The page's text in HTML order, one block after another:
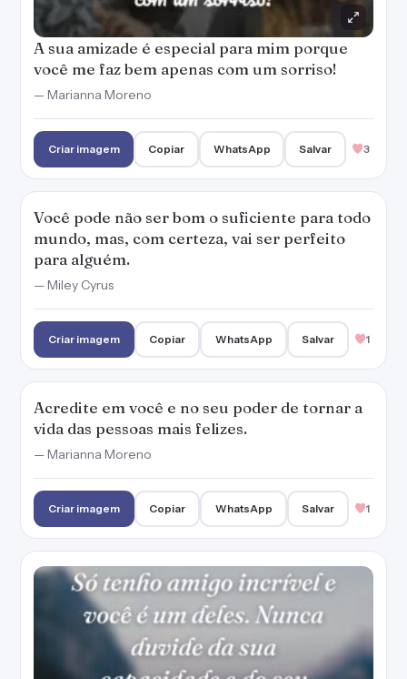
A sua amizade é especial para mim porque
você me faz bem apenas com um sorriso!
— Marianna Moreno
Criar imagem Copiar WhatsApp Salvar 3
Você pode não ser bom o suficiente para todo
mundo, mas, com certeza, vai ser perfeito
para alguém.
— Miley Cyrus
Criar imagem Copiar WhatsApp Salvar 1
Acredite em você e no seu poder de tornar a
vida das pessoas mais felizes.
— Marianna Moreno
Criar imagem Copiar WhatsApp Salvar 1